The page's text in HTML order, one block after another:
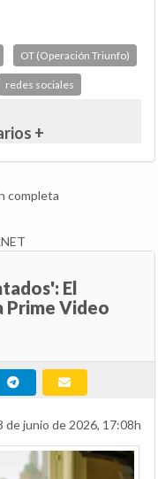
OT (Operación Triunfo)
redes sociales
+
completa
El
Prime Video
de junio de 2026, 17:08h